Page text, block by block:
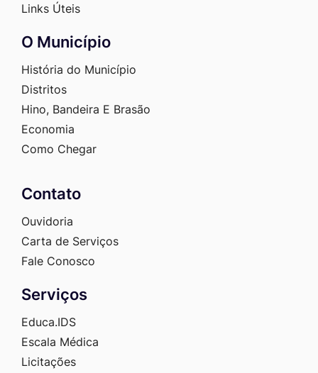
Links Úteis
O Município
História do Município
Distritos
Hino, Bandeira E Brasão
Economia
Como Chegar
Contato
Ouvidoria
Carta de Serviços
Fale Conosco
Serviços
Educa.IDS
Escala Médica
Licitações